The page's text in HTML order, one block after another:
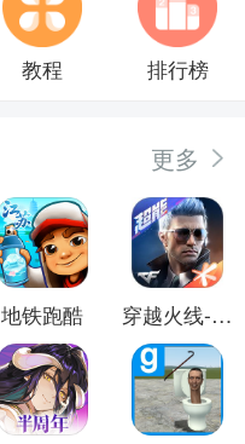
教程 排行榜
更多
地铁跑酷 穿越火线-枪战王者